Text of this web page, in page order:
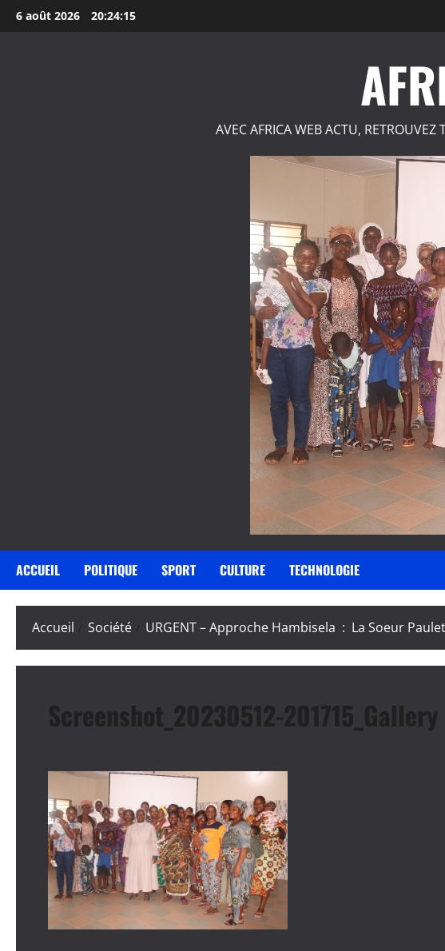
Aller
au
6 août 2026 20:24:16
AVEC AFRICA WEB ACTU,
ACCUEIL POLITIQUE SPORT CULTURE TECHNOLOGIE
Accueil Société URGENT – Approche Hambisela : La Soeur
Screenshot_20230512-201715_Gallery